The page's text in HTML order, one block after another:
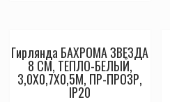
Гирлянда БАХРОМА ЗВЕЗДА
8 СМ, ТЕПЛО-БЕЛЫЙ,
3,0Х0,7Х0,5М, ПР-ПРОЗР,
IP20